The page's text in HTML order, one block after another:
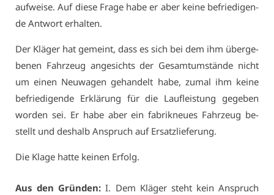
auf­wei­se. Auf die­se Fra­ge ha­be er aber kei­ne be­frie­di­gen­
de Ant­wort er­hal­ten.
Der Klä­ger hat ge­meint, dass es sich bei dem ihm über­ge­
be­nen Fahr­zeug an­ge­sichts der Ge­samt­um­stän­de nicht
um ei­nen Neu­wa­gen ge­han­delt ha­be, zu­mal ihm kei­ne
be­frie­di­gen­de Er­klä­rung für die Lauf­leis­tung ge­ge­ben
wor­den sei. Er ha­be aber ein fa­brik­neu­es Fahr­zeug be­
stellt und des­halb An­spruch auf Er­satz­lie­fe­rung.
Die Kla­ge hat­te kei­nen Er­folg.
Aus den Grün­den: I. Dem Klä­ger steht kein An­spruch